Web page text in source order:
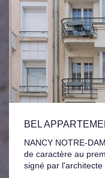
NANCY NOTRE-
de caractère au
signé par